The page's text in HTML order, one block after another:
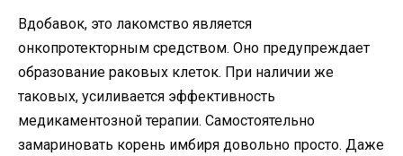
Вдобавок, это лакомство является
онкопротекторным средством. Оно предупреждает
образование раковых клеток. При наличии же
таковых, усиливается эффективность
медикаментозной терапии. Самостоятельно
замариновать корень имбиря довольно просто. Даже